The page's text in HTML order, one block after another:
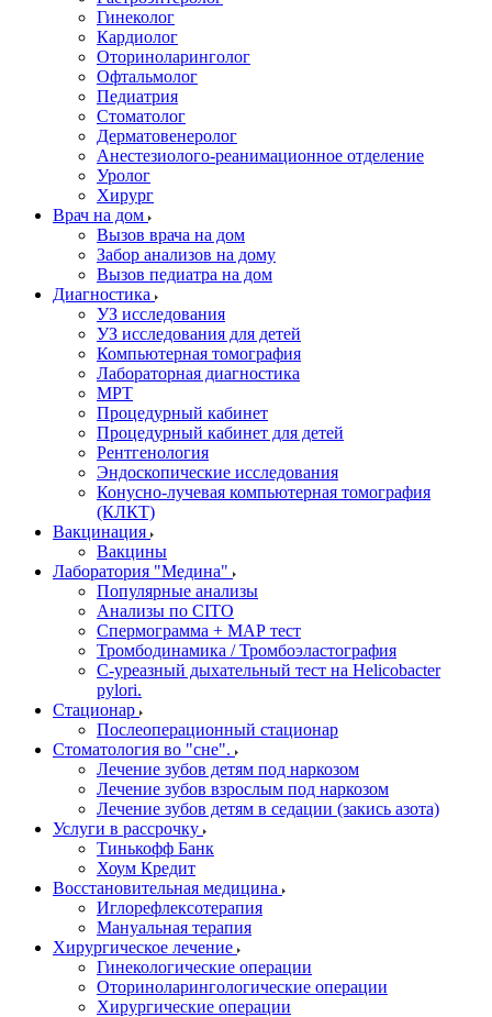
Гинеколог
Кардиолог
Оториноларинголог
Офтальмолог
Педиатрия
Стоматолог
Дерматовенеролог
Анестезиолого-реанимационное отделение
Уролог
Хирург
Врач на дом
Вызов врача на дом
Забор анализов на дому
Вызов педиатра на дом
Диагностика
УЗ исследования
УЗ исследования для детей
Компьютерная томография
Лабораторная диагностика
МРТ
Процедурный кабинет
Процедурный кабинет для детей
Рентгенология
Эндоскопические исследования
Конусно-лучевая компьютерная томография
(КЛКТ)
Вакцинация
Вакцины
Лаборатория "Медина"
Популярные анализы
Анализы по CITO
Спермограмма + МАР тест
Тромбодинамика / Тромбоэластография
С-уреазный дыхательный тест на Helicobacter
pylori.
Стационар
Послеоперационный стационар
Стоматология во "сне".
Лечение зубов детям под наркозом
Лечение зубов взрослым под наркозом
Лечение зубов детям в седации (закись азота)
Услуги в рассрочку
Тинькофф Банк
Хоум Кредит
Восстановительная медицина
Иглорефлексотерапия
Мануальная терапия
Хирургическое лечение
Гинекологические операции
Оториноларингологические операции
Хирургические операции